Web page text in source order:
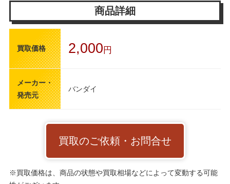
商品詳細
買取価格 2,000 円
メーカー・
発売元
バンダイ
買取のご依頼・お問合せ
※買取価格は、商品の状態や買取相場などによって変動する可能